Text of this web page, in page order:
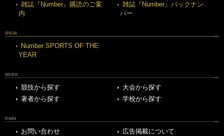
雑誌『Number』購読のご案
内
雑誌『Number』バックナン
バー
SPECIAL
Number SPORTS OF THE
YEAR
ARCHIVE
競技から探す
大会から探す
著者から探す
学校から探す
OTHERS
お問い合わせ 広告掲載について